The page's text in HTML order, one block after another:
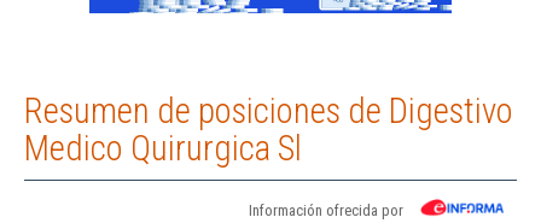
Resumen de posiciones de Digestivo
Medico Quirurgica Sl
Información ofrecida por